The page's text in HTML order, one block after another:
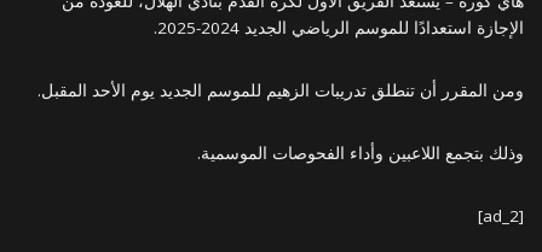
الإجازة استعدادًا للموسم الرياضي الجديد 2024-2025.
ومن المقرر أن تنطلق تدريبات الزهيم للموسم الجديد يوم الأحد المقبل.
وذلك بتجمع اللاعبين وأداء الفحوصات الموسمية.
[ad_2]